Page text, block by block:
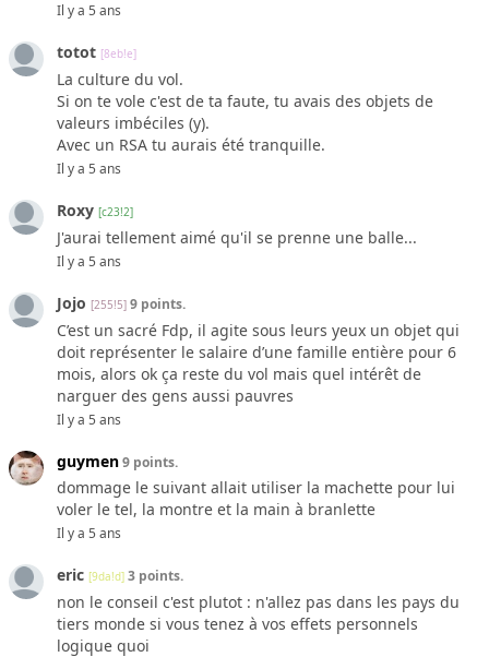
Il y a 5 ans
totot [8eb!e]
La culture du vol.
Si on te vole c'est de ta faute, tu avais des objets de
valeurs imbéciles (y).
Avec un RSA tu aurais été tranquille.
Il y a 5 ans
Roxy [c23!2]
J'aurai tellement aimé qu'il se prenne une balle...
Il y a 5 ans
Jojo [255!5] 9 points.
C’est un sacré Fdp, il agite sous leurs yeux un objet qui
doit représenter le salaire d’une famille entière pour 6
mois, alors ok ça reste du vol mais quel intérêt de
narguer des gens aussi pauvres
Il y a 5 ans
guymen9 points.
dommage le suivant allait utiliser la machette pour lui
voler le tel, la montre et la main à branlette
Il y a 5 ans
eric [9da!d] 3 points.
non le conseil c'est plutot : n'allez pas dans les pays du
tiers monde si vous tenez à vos effets personnels
logique quoi